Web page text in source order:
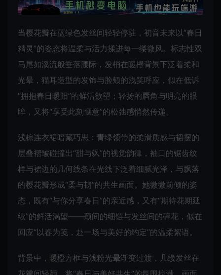
当樱花瓣在蓝绿色发丝间轻轻停驻，初音未来以“春日
精灵”的姿态将温柔与活力揉进每一缕微风。标志性双
马尾如溪流般垂落腰际，发梢在暖橙背景下泛着柔和
光晕，猫耳造型的发饰与脸颊的浅笑呼应，似在低诉
“拥抱春日暖阳”的鲜活欲望；轻扬的唇角与明亮的眼
眸，又将“享受此刻惬意”的松弛感悄然传递。
浅棕连衣裙暗藏巧思：青绿领带的柔滑质感与裙摆的
层叠褶皱碰撞出“甜与飒”的视觉韵律，袖口的锯齿纹
样与裙边的几何线条在光线下泛着细腻光泽，与飘落
的樱花瓣形成“柔与韧”的共生画面。她微微前倾的姿
态，既有“与你分享春日”的亲近感，又有“期待花期延
续”的鲜活渴望——颈间的细链与发丝间的碎花，似在
回应“以春为笺，赴一场与美好的约定”的温柔絮语。
背景中，暖橙方框与浅粉光晕渐变过渡，几缕发丝在